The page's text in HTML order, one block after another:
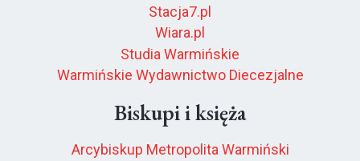
Stacja7.pl
Wiara.pl
Studia Warmińskie
Warmińskie Wydawnictwo Diecezjalne
Biskupi i księża
Arcybiskup Metropolita Warmiński